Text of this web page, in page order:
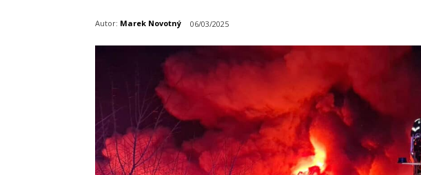
Autor: Marek Novotný 06/03/2025